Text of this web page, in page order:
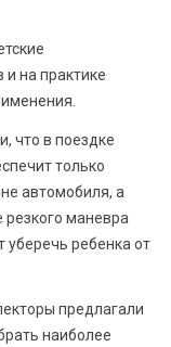
на практике
что в поездке
только
автомобиля, а
маневра
ребенка от
предлагали
наиболее